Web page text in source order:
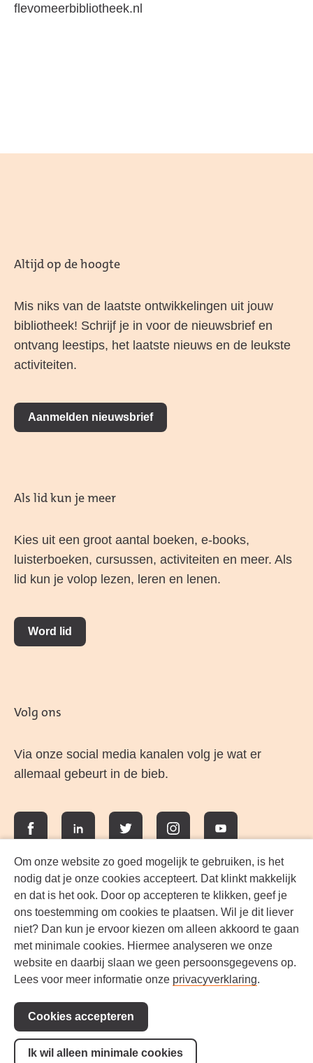
Om onze website zo goed mogelijk te gebruiken, is het
nodig dat je onze cookies accepteert. Dat klinkt makkelijk
en dat is het ook. Door op accepteren te klikken, geef je
ons toestemming om cookies te plaatsen. Wil je dit liever
niet? Dan kun je ervoor kiezen om alleen akkoord te gaan
met minimale cookies. Hiermee analyseren we onze
website en daarbij slaan we geen persoonsgegevens op.
Lees voor meer informatie onze privacyverklaring.
Cookies accepteren
Ik wil alleen minimale cookies
flevomeerbibliotheek.nl
Altijd op de hoogte
Mis niks van de laatste ontwikkelingen uit jouw
bibliotheek! Schrijf je in voor de nieuwsbrief en
ontvang leestips, het laatste nieuws en de leukste
activiteiten.
Aanmelden nieuwsbrief
Als lid kun je meer
Kies uit een groot aantal boeken, e-books,
luisterboeken, cursussen, activiteiten en meer. Als
lid kun je volop lezen, leren en lenen.
Word lid
Volg ons
Via onze social media kanalen volg je wat er
allemaal gebeurt in de bieb.
FacebookLinkedIn Twitter InstagramYouTube
Werken bij FlevoMeer Bibliotheek
Privacyverklaring Contact